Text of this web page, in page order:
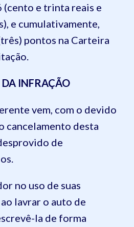
(cento e trinta reais e
e cumulativamente,
pontos na Carteira
INFRAÇÃO
vem, com o devido
cancelamento desta
de
no uso de suas
lavrar o auto de
la de forma